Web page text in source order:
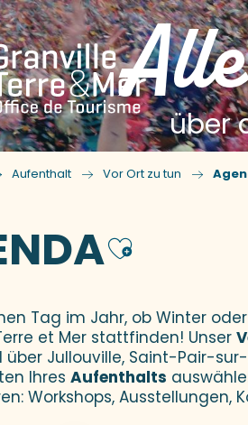
über
Aufenthalt Vor Ort zu tun
Tag im Jahr, ob Winter
et Mer stattfinden! Unser
über Jullouville, Saint-Pair-
Ihres Aufenthalts
Workshops, Ausstellungen,